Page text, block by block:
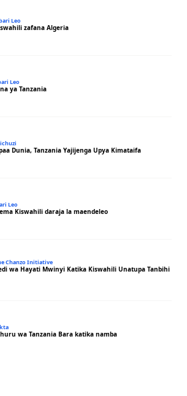
Leo
zafana Algeria
Leo
ya Tanzania
Dunia, Tanzania Yajijenga Upya Kimataifa
Leo
Kiswahili daraja la maendeleo
Chanzo Initiative
wa Hayati Mwinyi Katika Kiswahili Unatupa Tanbihi
wa Tanzania Bara katika namba